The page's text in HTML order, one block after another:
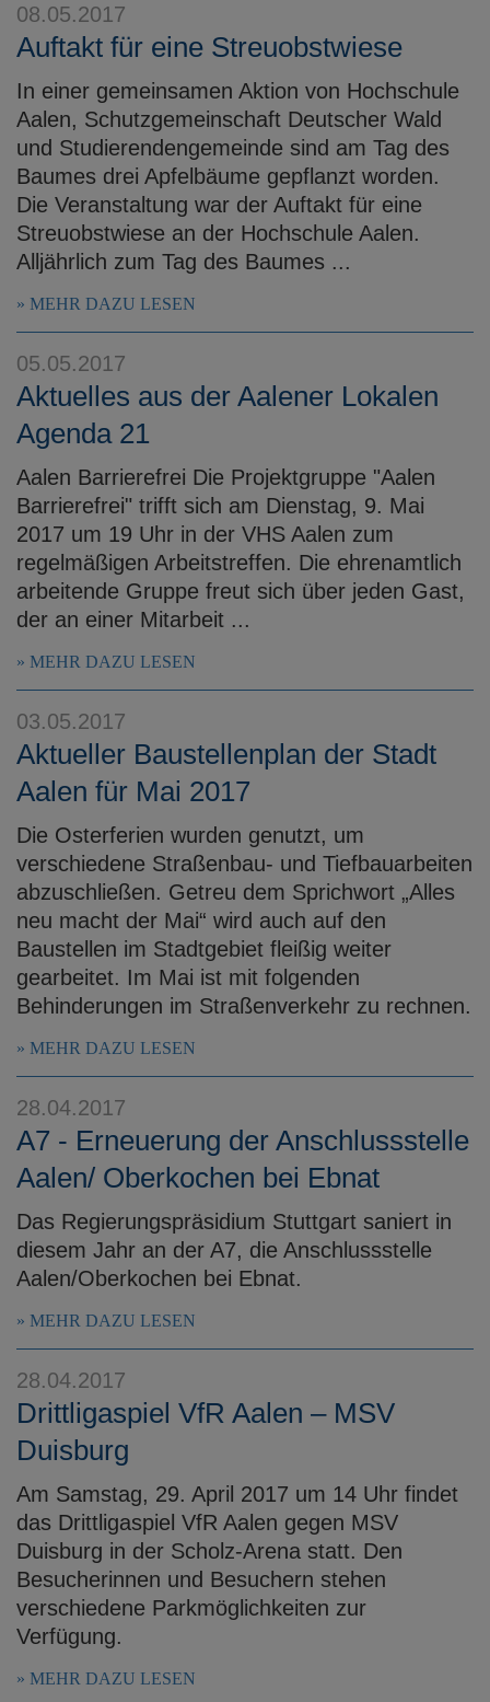
08.05.2017
Auftakt für eine Streuobstwiese
In einer gemeinsamen Aktion von Hochschule
Aalen, Schutzgemeinschaft Deutscher Wald
und Studierendengemeinde sind am Tag des
Baumes drei Apfelbäume gepflanzt worden.
Die Veranstaltung war der Auftakt für eine
Streuobstwiese an der Hochschule Aalen.
Alljährlich zum Tag des Baumes ...
MEHR DAZU LESEN
05.05.2017
Aktuelles aus der Aalener Lokalen
Agenda 21
Aalen Barrierefrei Die Projektgruppe "Aalen
Barrierefrei" trifft sich am Dienstag, 9. Mai
2017 um 19 Uhr in der VHS Aalen zum
regelmäßigen Arbeitstreffen. Die ehrenamtlich
arbeitende Gruppe freut sich über jeden Gast,
der an einer Mitarbeit ...
MEHR DAZU LESEN
03.05.2017
Aktueller Baustellenplan der Stadt
Aalen für Mai 2017
Die Osterferien wurden genutzt, um
verschiedene Straßenbau- und Tiefbauarbeiten
abzuschließen. Getreu dem Sprichwort „Alles
neu macht der Mai“ wird auch auf den
Baustellen im Stadtgebiet fleißig weiter
gearbeitet. Im Mai ist mit folgenden
Behinderungen im Straßenverkehr zu rechnen.
MEHR DAZU LESEN
28.04.2017
A7 - Erneuerung der Anschlussstelle
Aalen/ Oberkochen bei Ebnat
Das Regierungspräsidium Stuttgart saniert in
diesem Jahr an der A7, die Anschlussstelle
Aalen/Oberkochen bei Ebnat.
MEHR DAZU LESEN
28.04.2017
Drittligaspiel VfR Aalen – MSV
Duisburg
Am Samstag, 29. April 2017 um 14 Uhr findet
das Drittligaspiel VfR Aalen gegen MSV
Duisburg in der Scholz-Arena statt. Den
Besucherinnen und Besuchern stehen
verschiedene Parkmöglichkeiten zur
Verfügung.
MEHR DAZU LESEN